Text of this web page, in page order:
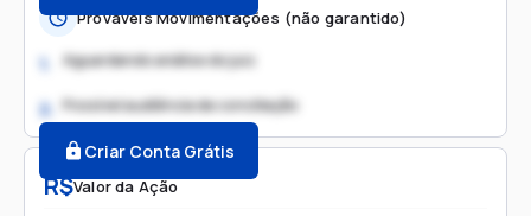
R$Valor da Ação
Prováveis Movimentações (não garantido)
1. Aguardando análise do juiz
2. Possível audiência de conciliação
Criar Conta Grátis